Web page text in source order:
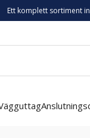
Ett komplett sortiment